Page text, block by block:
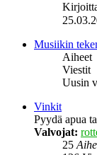
Musiikin
Aiheet
Viestit
Uusin
Vinkit
Pyydä apua
Valvojat:
25